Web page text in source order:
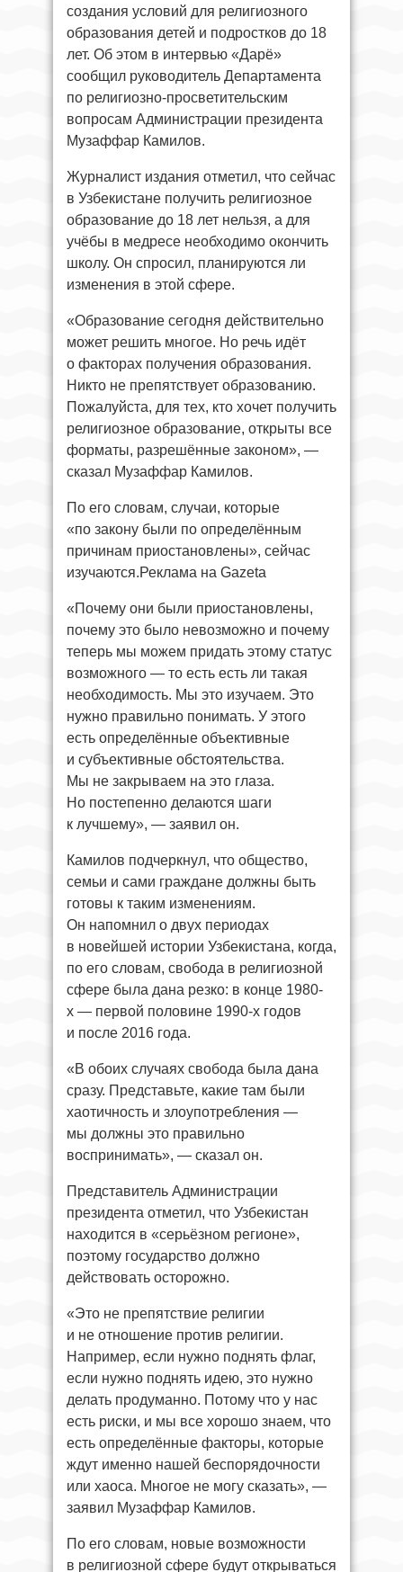
создания условий для религиозного
образования детей и подростков до 18
лет. Об этом в интервью «Дарё»
сообщил руководитель Департамента
по религиозно-просветительским
вопросам Администрации президента
Музаффар Камилов.
Журналист издания отметил, что сейчас
в Узбекистане получить религиозное
образование до 18 лет нельзя, а для
учёбы в медресе необходимо окончить
школу. Он спросил, планируются ли
изменения в этой сфере.
«Образование сегодня действительно
может решить многое. Но речь идёт
о факторах получения образования.
Никто не препятствует образованию.
Пожалуйста, для тех, кто хочет получить
религиозное образование, открыты все
форматы, разрешённые законом», —
сказал Музаффар Камилов.
По его словам, случаи, которые
«по закону были по определённым
причинам приостановлены», сейчас
изучаются.Реклама на Gazeta
«Почему они были приостановлены,
почему это было невозможно и почему
теперь мы можем придать этому статус
возможного — то есть есть ли такая
необходимость. Мы это изучаем. Это
нужно правильно понимать. У этого
есть определённые объективные
и субъективные обстоятельства.
Мы не закрываем на это глаза.
Но постепенно делаются шаги
к лучшему», — заявил он.
Камилов подчеркнул, что общество,
семьи и сами граждане должны быть
готовы к таким изменениям.
Он напомнил о двух периодах
в новейшей истории Узбекистана, когда,
по его словам, свобода в религиозной
сфере была дана резко: в конце 1980-
х — первой половине 1990-х годов
и после 2016 года.
«В обоих случаях свобода была дана
сразу. Представьте, какие там были
хаотичность и злоупотребления —
мы должны это правильно
воспринимать», — сказал он.
Представитель Администрации
президента отметил, что Узбекистан
находится в «серьёзном регионе»,
поэтому государство должно
действовать осторожно.
«Это не препятствие религии
и не отношение против религии.
Например, если нужно поднять флаг,
если нужно поднять идею, это нужно
делать продуманно. Потому что у нас
есть риски, и мы все хорошо знаем, что
есть определённые факторы, которые
ждут именно нашей беспорядочности
или хаоса. Многое не могу сказать», —
заявил Музаффар Камилов.
По его словам, новые возможности
в религиозной сфере будут открываться